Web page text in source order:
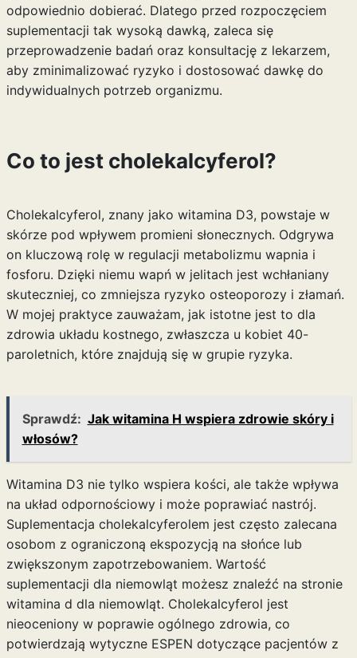
odpowiednio dobierać. Dlatego przed rozpoczęciem
suplementacji tak wysoką dawką, zaleca się
przeprowadzenie badań oraz konsultację z lekarzem,
aby zminimalizować ryzyko i dostosować dawkę do
indywidualnych potrzeb organizmu.
Co to jest cholekalcyferol?
Cholekalcyferol, znany jako witamina D3, powstaje w
skórze pod wpływem promieni słonecznych. Odgrywa
on kluczową rolę w regulacji metabolizmu wapnia i
fosforu. Dzięki niemu wapń w jelitach jest wchłaniany
skuteczniej, co zmniejsza ryzyko osteoporozy i złamań.
W mojej praktyce zauważam, jak istotne jest to dla
zdrowia układu kostnego, zwłaszcza u kobiet 40-
paroletnich, które znajdują się w grupie ryzyka.
Sprawdź: Jak witamina H wspiera zdrowie skóry i
włosów?
Witamina D3 nie tylko wspiera kości, ale także wpływa
na układ odpornościowy i może poprawiać nastrój.
Suplementacja cholekalcyferolem jest często zalecana
osobom z ograniczoną ekspozycją na słońce lub
zwiększonym zapotrzebowaniem. Wartość
suplementacji dla niemowląt możesz znaleźć na stronie
witamina d dla niemowląt. Cholekalcyferol jest
nieoceniony w poprawie ogólnego zdrowia, co
potwierdzają wytyczne ESPEN dotyczące pacjentów z